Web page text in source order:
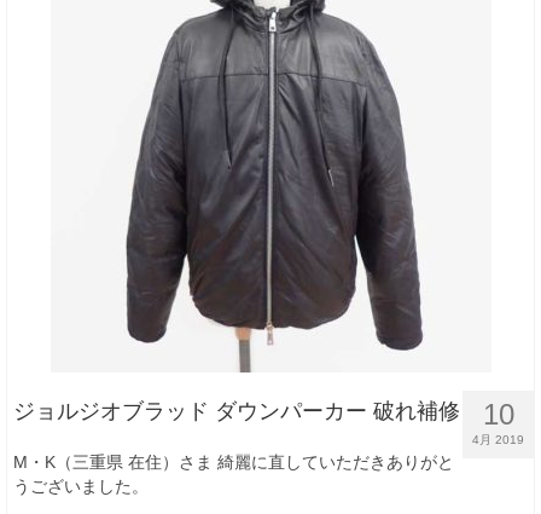
10
4月 2019
ジョルジオブラッド ダウンパーカー 破れ補修
M・K（三重県 在住）さま 綺麗に直していただきありがと
うございました。